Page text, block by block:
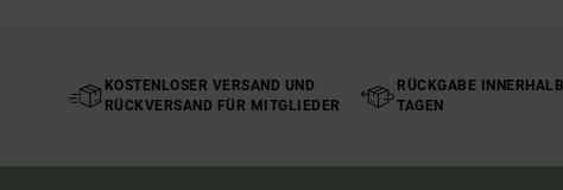
KOSTENLOSER VERSAND UND
RÜCKVERSAND FÜR MITGLIEDER
RÜCKGABE
TAGEN